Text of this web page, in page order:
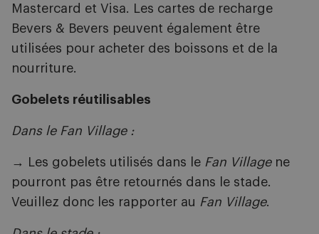
Mastercard et Visa. Les cartes de recharge
Bevers & Bevers peuvent également être
utilisées pour acheter des boissons et de la
nourriture.
Gobelets réutilisables
Dans le Fan Village :
→ Les gobelets utilisés dans le Fan Villagene
pourront pas être retournés dans le stade.
Veuillez donc les rapporter au Fan Village.